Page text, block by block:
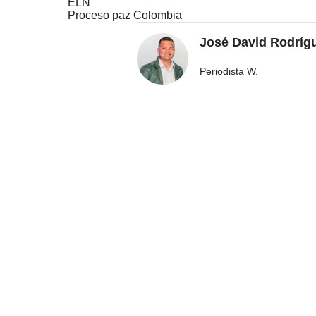
ELN
Proceso paz Colombia
José David
Periodista W.